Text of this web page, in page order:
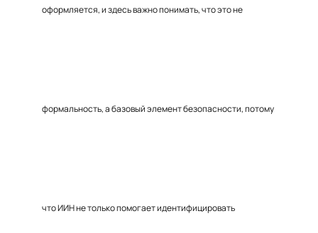
оформляется, и здесь важно понимать, что это не
формальность, а базовый элемент безопасности, потому
что ИИН не только помогает идентифицировать